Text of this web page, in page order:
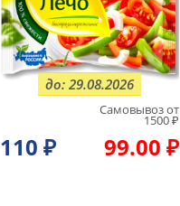
110 ₽
Самовывоз от
1500 ₽
99.00 ₽
до: 29.08.2026